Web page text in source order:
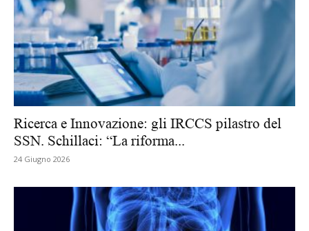
Ricerca e Innovazione: gli IRCCS pilastro del
SSN. Schillaci: “La riforma...
24 Giugno 2026